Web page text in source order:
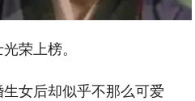
荣上榜。
女后却似乎不那么可爱